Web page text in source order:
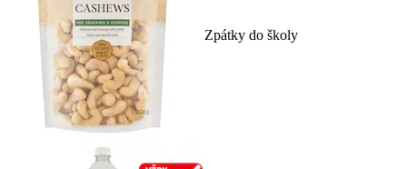
Zpátky do školy